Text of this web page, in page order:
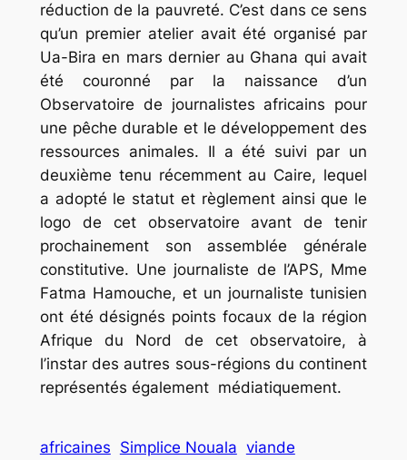
réduction de la pauvreté. C’est dans ce sens
qu’un premier atelier avait été organisé par
Ua-Bira en mars dernier au Ghana qui avait
été couronné par la naissance d’un
Observatoire de journalistes africains pour
une pêche durable et le développement des
ressources animales. Il a été suivi par un
deuxième tenu récemment au Caire, lequel
a adopté le statut et règlement ainsi que le
logo de cet observatoire avant de tenir
prochainement son assemblée générale
constitutive. Une journaliste de l’APS, Mme
Fatma Hamouche, et un journaliste tunisien
ont été désignés points focaux de la région
Afrique du Nord de cet observatoire, à
l’instar des autres sous-régions du continent
représentés également médiatiquement.
africaines Simplice Nouala viande